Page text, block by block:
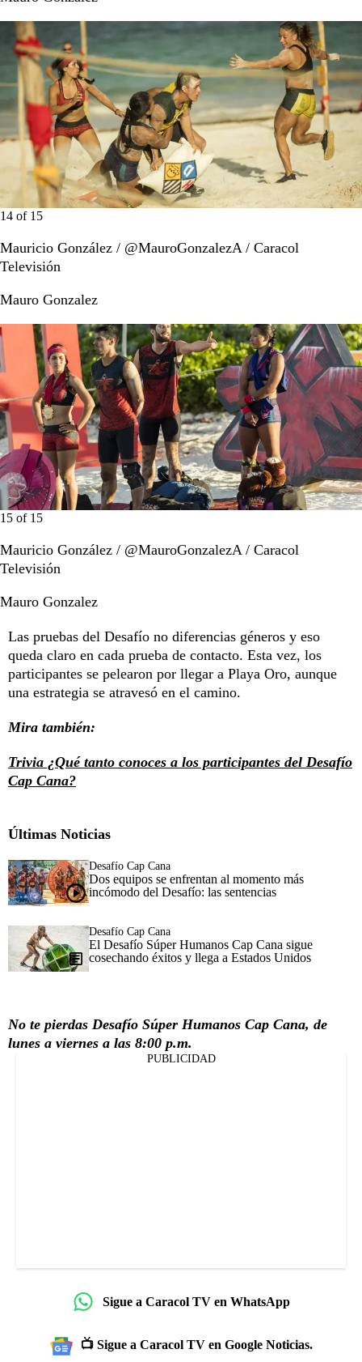
14 of 15
Mauricio González / @MauroGonzalezA / Caracol
Televisión
Mauro Gonzalez
15 of 15
Mauricio González / @MauroGonzalezA / Caracol
Televisión
Mauro Gonzalez
Las pruebas del Desafío no diferencias géneros y eso
queda claro en cada prueba de contacto. Esta vez, los
participantes se pelearon por llegar a Playa Oro, aunque
una estrategia se atravesó en el camino.
Mira también:
Trivia ¿Qué tanto conoces a los participantes del Desafío
Cap Cana?
Últimas Noticias
Desafío Cap Cana
Dos equipos se enfrentan al momento más
incómodo del Desafío: las sentencias
Desafío Cap Cana
El Desafío Súper Humanos Cap Cana sigue
cosechando éxitos y llega a Estados Unidos
No te pierdas Desafío Súper Humanos Cap Cana, de
lunes a viernes a las 8:00 p.m.
PUBLICIDAD
Sigue a Caracol TV en WhatsApp
📺 Sigue a Caracol TV en Google Noticias.